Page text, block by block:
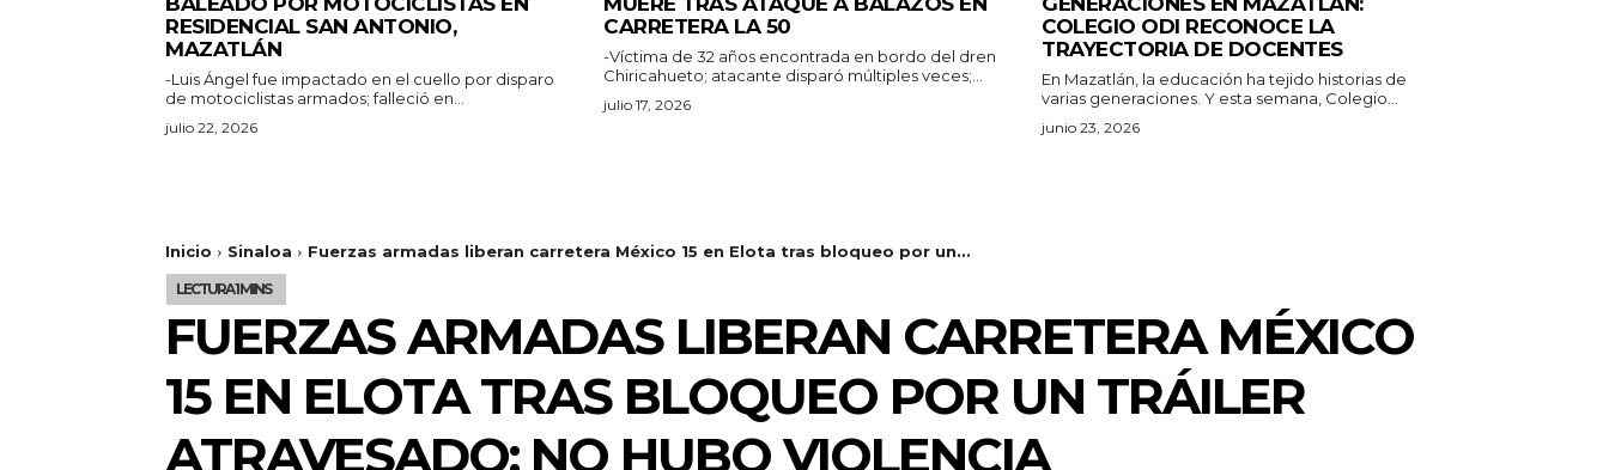
RESIDENCIAL SAN ANTONIO,
MAZATLÁN
-Luis Ángel fue impactado en el cuello por disparo
de motociclistas armados; falleció en...
julio 22, 2026
CARRETERA LA 50
-Víctima de 32 años encontrada en bordo del dren
Chiricahueto; atacante disparó múltiples veces;...
julio 17, 2026
COLEGIO ODI RECONOCE LA
TRAYECTORIA DE DOCENTES
En Mazatlán, la educación ha tejido historias de
varias generaciones. Y esta semana, Colegio...
junio 23, 2026